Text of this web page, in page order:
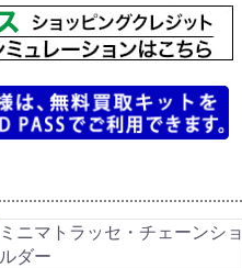
ミニマトラッセ・チェーンショ
ルダー